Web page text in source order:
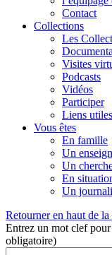
Contact
Collections
Les
Visites
Podcasts
Vidéos
Participer
Liens utiles
Vous êtes
En famille
Un
Un
En
Un
Retourner en haut de la
Entrez un mot clef
obligatoire)